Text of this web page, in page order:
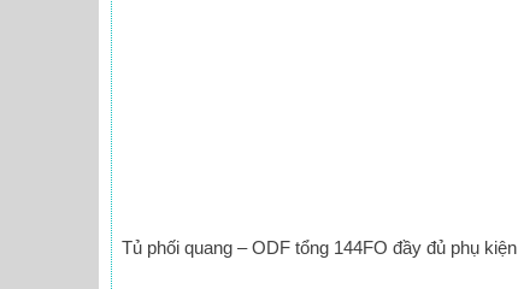
Tủ phối quang – ODF tổng 144FO đầy đủ phụ kiện